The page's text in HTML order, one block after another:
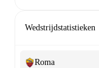
Wedstrijdstatistieken
Roma